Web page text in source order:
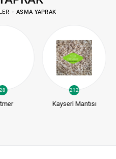
ASMA YAPRAK
212
Kayseri Mantısı